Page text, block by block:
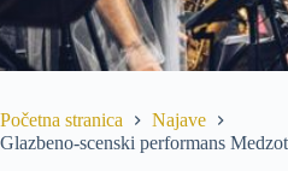
Početna stranica
Najave
Glazbeno-scenski performans